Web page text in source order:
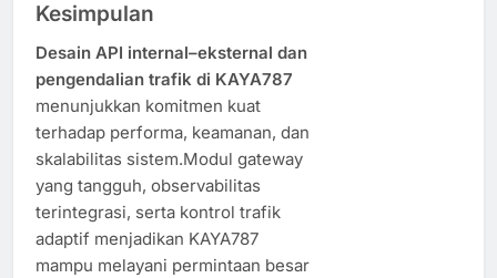
Kesimpulan
Desain API internal–eksternal dan
pengendalian trafik di KAYA787
menunjukkan komitmen kuat
terhadap performa, keamanan, dan
skalabilitas sistem.Modul gateway
yang tangguh, observabilitas
terintegrasi, serta kontrol trafik
adaptif menjadikan KAYA787
mampu melayani permintaan besar